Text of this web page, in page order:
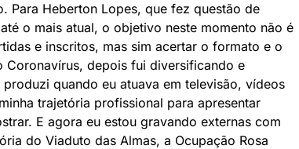
Para Heberton Lopes, que fez questão de
o mais atual, o objetivo neste momento não é
e inscritos, mas sim acertar o formato e o
depois fui diversificando e
quando eu atuava em televisão, vídeos
trajetória profissional para apresentar
E agora eu estou gravando externas com
do Viaduto das Almas, a Ocupação Rosa